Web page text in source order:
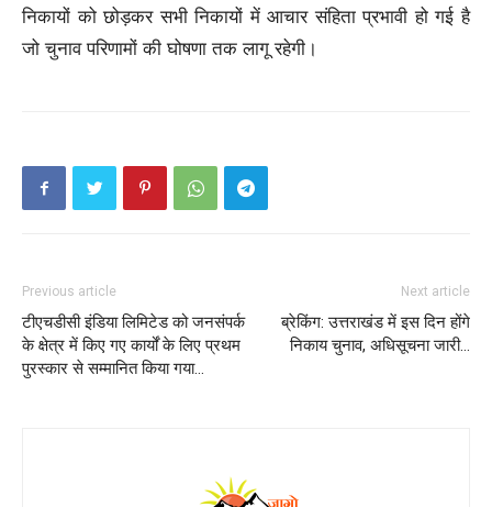
निकायों को छोड़कर सभी निकायों में आचार संहिता प्रभावी हो गई है
जो चुनाव परिणामों की घोषणा तक लागू रहेगी।
Previous article
टीएचडीसी इंडिया लिमिटेड को जनसंपर्क
के क्षेत्र में किए गए कार्यों के लिए प्रथम
पुरस्कार से सम्मानित किया गया…
Next article
ब्रेकिंग: उत्तराखंड में इस दिन होंगे
निकाय चुनाव, अधिसूचना जारी…